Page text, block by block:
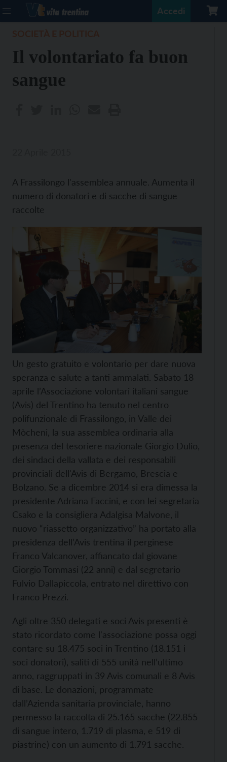
Accedi
Il volontariato fa buon
sangue
A Frassilongo l'assemblea annuale. Aumenta il
numero di donatori e di sacche di sangue
raccolte
Un gesto gratuito e volontario per dare nuova
speranza e salute a tanti ammalati. Sabato 18
aprile l’Associazione volontari italiani sangue
(Avis) del Trentino ha tenuto nel centro
polifunzionale di Frassilongo, in Valle dei
Mòcheni, la sua assemblea ordinaria alla
presenza del tesoriere nazionale Giorgio Dulio,
dei sindaci della vallata e dei responsabili
provinciali dell'Avis di Bergamo, Brescia e
Bolzano. Se a dicembre 2014 si era dimessa la
presidente Adriana Faccini, e con lei segretaria
Csako e la consigliera Adalgisa Malvone, il
nuovo “riassetto organizzativo” ha portato alla
presidenza dell’Avis trentina il perginese
Franco Valcanover, affiancato dal giovane
Giorgio Tommasi (22 anni) e dal segretario
Fulvio Dallapiccola, entrato nel direttivo con
Franco Prezzi.
Agli oltre 350 delegati e soci Avis presenti è
stato ricordato come l'associazione possa oggi
contare su 18.475 soci in Trentino (18.151 i
soci donatori), saliti di 555 unità nell’ultimo
anno, raggruppati in 39 Avis comunali e 8 Avis
di base. Le donazioni, programmate
dall’Azienda sanitaria provinciale, hanno
permesso la raccolta di 25.165 sacche (22.855
di sangue intero, 1.719 di plasma, e 519 di
piastrine) con un aumento di 1.791 sacche.